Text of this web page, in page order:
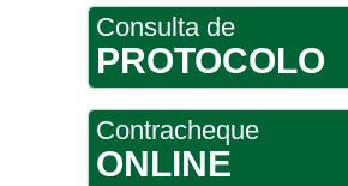
Consulta de
PROTOCOLO
Contracheque
ONLINE